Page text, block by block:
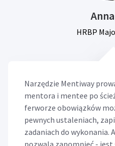
HRBP
Narzędzie Mentiway
mentora i mentee po
ferworze obowiązków
pewnych ustaleniach,
zadaniach do wykonania.
pozwala zapomnieć -